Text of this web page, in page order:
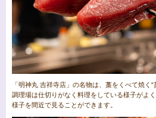
「明神丸 吉祥寺店」の名物は、藁をくべて焼く“
調理場は仕切りがなく料理をしている様子がよ
様子を間近で見ることができます。